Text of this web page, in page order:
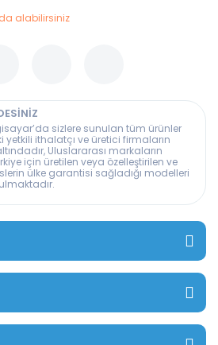
alabilirsiniz
sizlere sunulan tüm ürünler
yetkili ithalatçı ve üretici firmaların
Uluslararası markaların
için üretilen veya özelleştirilen ve
ülke garantisi sağladığı modelleri